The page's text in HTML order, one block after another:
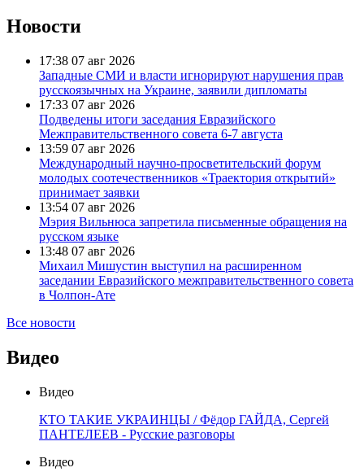
Новости
17:38 07 авг 2026
Западные СМИ и власти игнорируют нарушения прав
русскоязычных на Украине, заявили дипломаты
17:33 07 авг 2026
Подведены итоги заседания Евразийского
Межправительственного совета 6-7 августа
13:59 07 авг 2026
Международный научно-просветительский форум
молодых соотечественников «Траектория открытий»
принимает заявки
13:54 07 авг 2026
Мэрия Вильнюса запретила письменные обращения на
русском языке
13:48 07 авг 2026
Михаил Мишустин выступил на расширенном
заседании Евразийского межправительственного совета
в Чолпон-Ате
Все новости
Видео
Видео
КТО ТАКИЕ УКРАИНЦЫ / Фёдор ГАЙДА, Сергей
ПАНТЕЛЕЕВ - Русские разговоры
Видео